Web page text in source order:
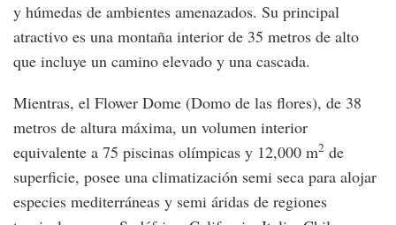
y húmedas de ambientes amenazados. Su principal
atractivo es una montaña interior de 35 metros de alto
que incluye un camino elevado y una cascada.
Mientras, el Flower Dome (Domo de las flores), de 38
metros de altura máxima, un volumen interior
equivalente a 75 piscinas olímpicas y 12,000 m2 de
superficie, posee una climatización semi seca para alojar
especies mediterráneas y semi áridas de regiones